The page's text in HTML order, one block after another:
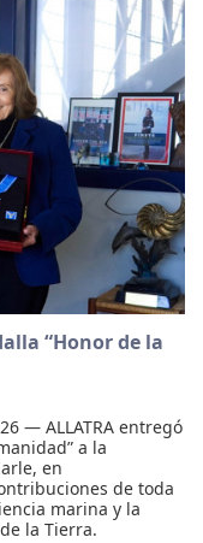
“Honor de la
— ALLATRA entregó
a la
en
de toda
marina y la
la Tierra.